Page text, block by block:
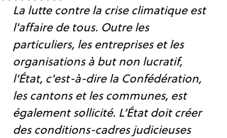
La lutte contre la crise climatique est
l'affaire de tous. Outre les
particuliers, les entreprises et les
organisations à but non lucratif,
l'État, c'est-à-dire la Confédération,
les cantons et les communes, est
également sollicité. L’État doit créer
des conditions-cadres judicieuses